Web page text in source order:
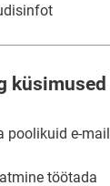
küsimused
poolikuid e-
töötada